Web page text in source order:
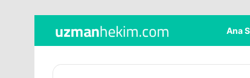
Ana